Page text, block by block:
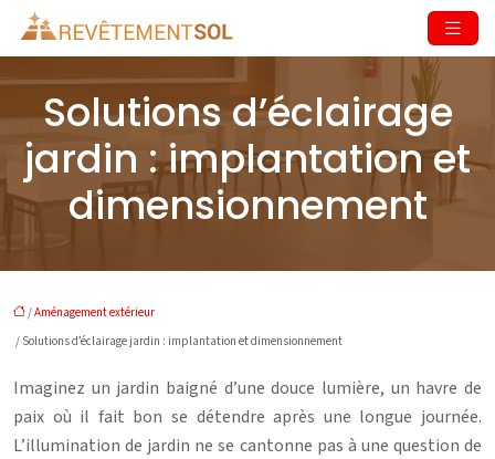
Solutions d’éclairage
jardin : implantation et
dimensionnement
/Aménagement extérieur
/ Solutions d’éclairage jardin : implantation et dimensionnement
Imaginez un jardin baigné d’une douce lumière, un havre de
paix où il fait bon se détendre après une longue journée.
L’illumination de jardin ne se cantonne pas à une question de